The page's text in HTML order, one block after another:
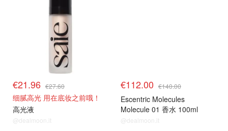
€21.96 €27.60
细腻高光 用在底妆之前哦！
高光液
@dealmoon.it
€112.00 €140.00
Escentric Molecules
Molecule 01 香水 100ml
@dealmoon.it